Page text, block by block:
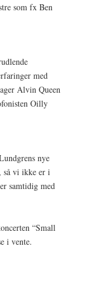
som fx Ben
med
Alvin Queen
Oilly
nye
så vi ikke er i
samtidig med
“Small
i vente.